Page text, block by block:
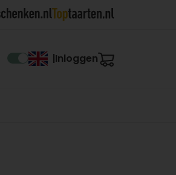
Inloggen